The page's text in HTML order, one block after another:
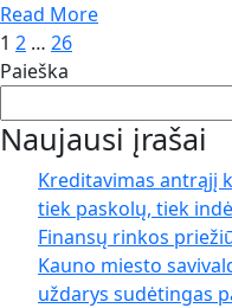
Read More
Įrašų
puslapiavimas
1 2 … 26
Paieška
Naujausi įrašai
Kreditavimas antrąjį
tiek paskolų, tiek
Finansų rinkos
Kauno miesto
uždarys sudėtingas